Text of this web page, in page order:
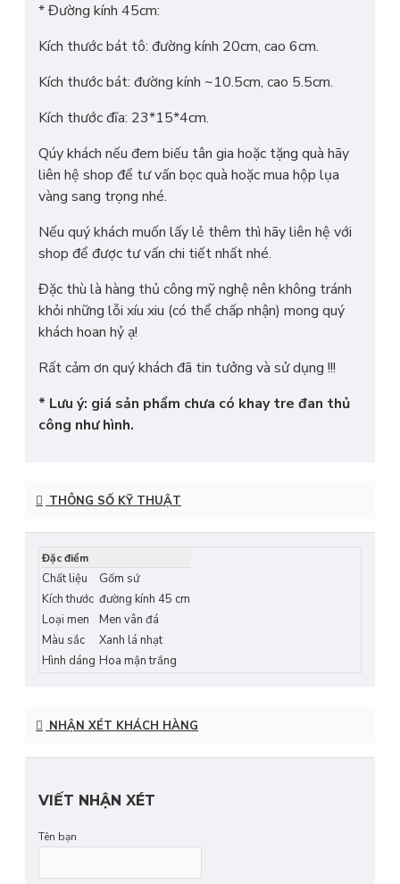
* Đường kính 45cm:
Kích thước bát tô: đường kính 20cm, cao 6cm.
Kích thước bát: đường kính ~10.5cm, cao 5.5cm.
Kích thước đĩa: 23*15*4cm.
Qúy khách nếu đem biếu tân gia hoặc tặng quà hãy
liên hệ shop để tư vấn bọc quà hoặc mua hộp lụa
vàng sang trọng nhé.
Nếu quý khách muốn lấy lẻ thêm thì hãy liên hệ với
shop để được tư vấn chi tiết nhất nhé.
Đặc thù là hàng thủ công mỹ nghệ nên không tránh
khỏi những lỗi xíu xiu (có thể chấp nhận) mong quý
khách hoan hỷ ạ!
Rất cảm ơn quý khách đã tin tưởng và sử dụng !!!
* Lưu ý: giá sản phẩm chưa có khay tre đan thủ
công như hình.
THÔNG SỐ KỸ THUẬT
Đặc điểm
Chất liệu
Gốm sứ
Kích thước đường kính 45 cm
Loại men
Men vân đá
Màu sắc
Xanh lá nhạt
Hình dáng Hoa mận trắng
NHẬN XÉT KHÁCH HÀNG
VIẾT NHẬN XÉT
Tên bạn